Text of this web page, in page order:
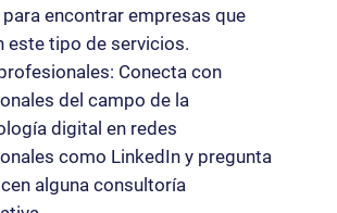
encontrar empresas que
este tipo de servicios.
Conecta con
del campo de la
digital en redes
como LinkedIn y pregunta
alguna consultoría